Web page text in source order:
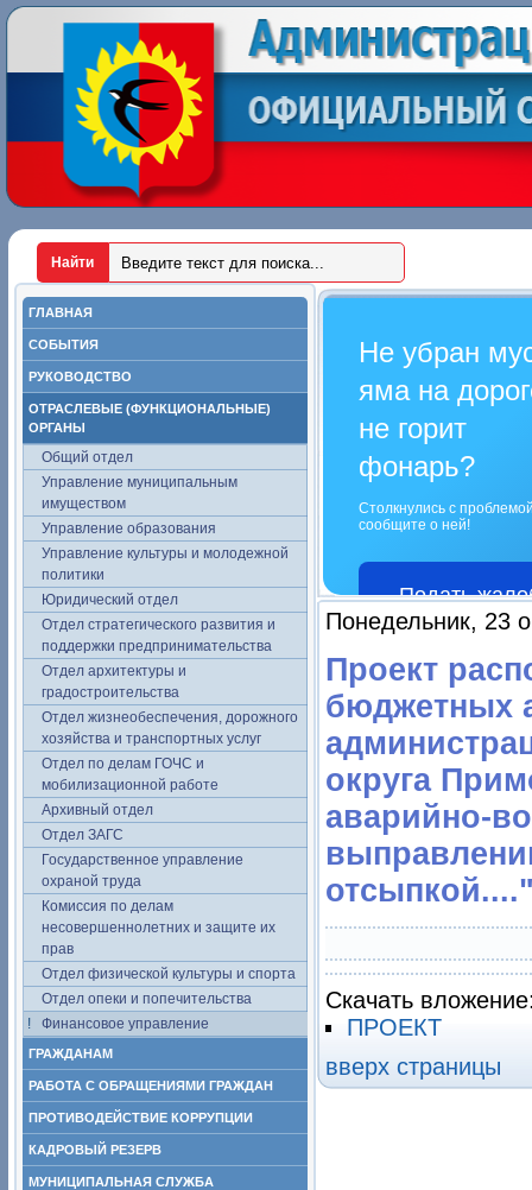
ГЛАВНАЯ
СОБЫТИЯ
РУКОВОДСТВО
ОТРАСЛЕВЫЕ (ФУНКЦИОНАЛЬНЫЕ)
ОРГАНЫ
Общий отдел
Управление муниципальным
имуществом
Управление образования
Управление культуры и молодежной
политики
Юридический отдел
Отдел стратегического развития и
поддержки предпринимательства
Отдел архитектуры и
градостроительства
Отдел жизнеобеспечения, дорожного
хозяйства и транспортных услуг
Отдел по делам ГОЧС и
мобилизационной работе
Архивный отдел
Отдел ЗАГС
Государственное управление
охраной труда
Комиссия по делам
несовершеннолетних и защите их
прав
Отдел физической культуры и спорта
Отдел опеки и попечительства
Финансовое управление
ГРАЖДАНАМ
РАБОТА С ОБРАЩЕНИЯМИ ГРАЖДАН
ПРОТИВОДЕЙСТВИЕ КОРРУПЦИИ
КАДРОВЫЙ РЕЗЕРВ
МУНИЦИПАЛЬНАЯ СЛУЖБА
Не убран
яма на
не горит
фонарь?
Столкнулись с
сообщите о ней!
Подать
Понедельник, 23
Проект
бюджетных
округа
аварийно-
Скачать
ПРОЕКТ
вверх страницы